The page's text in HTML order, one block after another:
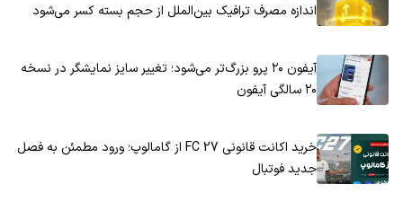
اندازه مصرف ترافیک بین‌الملل از حجم بسته کسر می‌شود
آیفون ۲۰ پرو بزرگ‌تر می‌شود؛ تغییر سایز نمایشگر در نسخه
۲۰ سالگی آیفون
خرید اکانت قانونی FC 27 از گامالوپ؛ ورود مطمئن به فصل
جدید فوتبال